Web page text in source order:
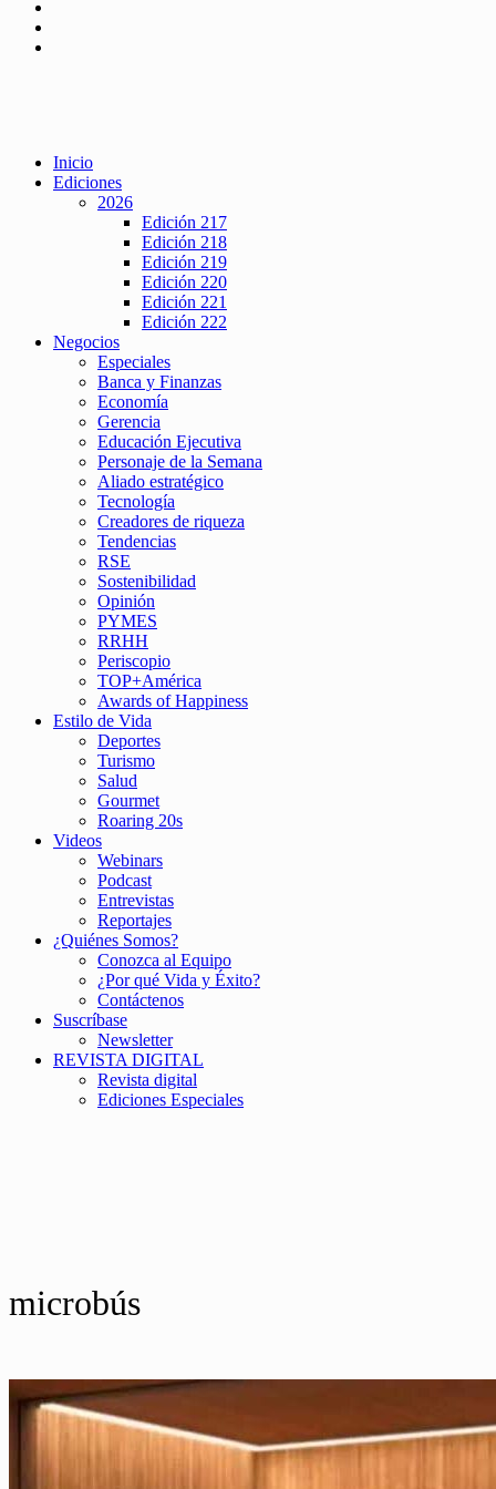
Inicio
Ediciones
2026
Edición 217
Edición 218
Edición 219
Edición 220
Edición 221
Edición 222
Negocios
Especiales
Banca y Finanzas
Economía
Gerencia
Educación Ejecutiva
Personaje de la Semana
Aliado estratégico
Tecnología
Creadores de riqueza
Tendencias
RSE
Sostenibilidad
Opinión
PYMES
RRHH
Periscopio
TOP+América
Awards of Happiness
Estilo de Vida
Deportes
Turismo
Salud
Gourmet
Roaring 20s
Videos
Webinars
Podcast
Entrevistas
Reportajes
¿Quiénes Somos?
Conozca al Equipo
¿Por qué Vida y Éxito?
Contáctenos
Suscríbase
Newsletter
REVISTA DIGITAL
Revista digital
Ediciones Especiales
microbús